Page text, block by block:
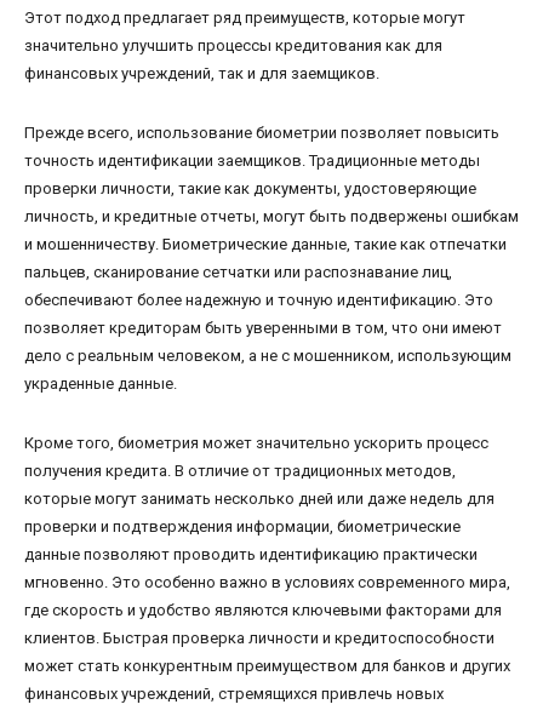
Этот подход предлагает ряд преимуществ, которые могут
значительно улучшить процессы кредитования как для
финансовых учреждений, так и для заемщиков.
Прежде всего, использование биометрии позволяет повысить
точность идентификации заемщиков. Традиционные методы
проверки личности, такие как документы, удостоверяющие
личность, и кредитные отчеты, могут быть подвержены ошибкам
и мошенничеству. Биометрические данные, такие как отпечатки
пальцев, сканирование сетчатки или распознавание лиц,
обеспечивают более надежную и точную идентификацию. Это
позволяет кредиторам быть уверенными в том, что они имеют
дело с реальным человеком, а не с мошенником, использующим
украденные данные.
Кроме того, биометрия может значительно ускорить процесс
получения кредита. В отличие от традиционных методов,
которые могут занимать несколько дней или даже недель для
проверки и подтверждения информации, биометрические
данные позволяют проводить идентификацию практически
мгновенно. Это особенно важно в условиях современного мира,
где скорость и удобство являются ключевыми факторами для
клиентов. Быстрая проверка личности и кредитоспособности
может стать конкурентным преимуществом для банков и других
финансовых учреждений, стремящихся привлечь новых